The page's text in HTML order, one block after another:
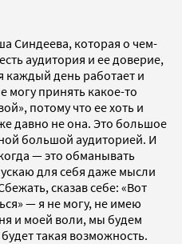
Синдеева, которая о чем-
аудитория и ее доверие,
каждый день работает и
могу принять какое-то
потому что ее хоть и
давно не она. Это большое
большой аудиторией. И
— это обманывать
для себя даже мысли
сказав себе: «Вот
— я не могу, не имею
и моей воли, мы будем
такая возможность.